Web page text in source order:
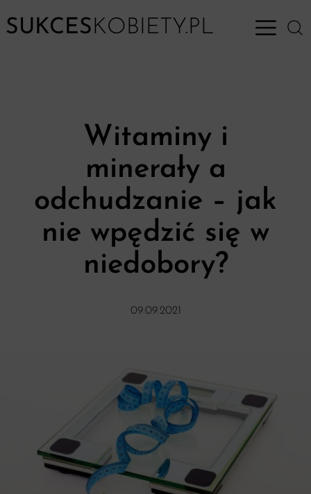
SUKCESKOBIETY.PL
Witaminy i
minerały a
odchudzanie – jak
nie wpędzić się w
niedobory?
09.09.2021